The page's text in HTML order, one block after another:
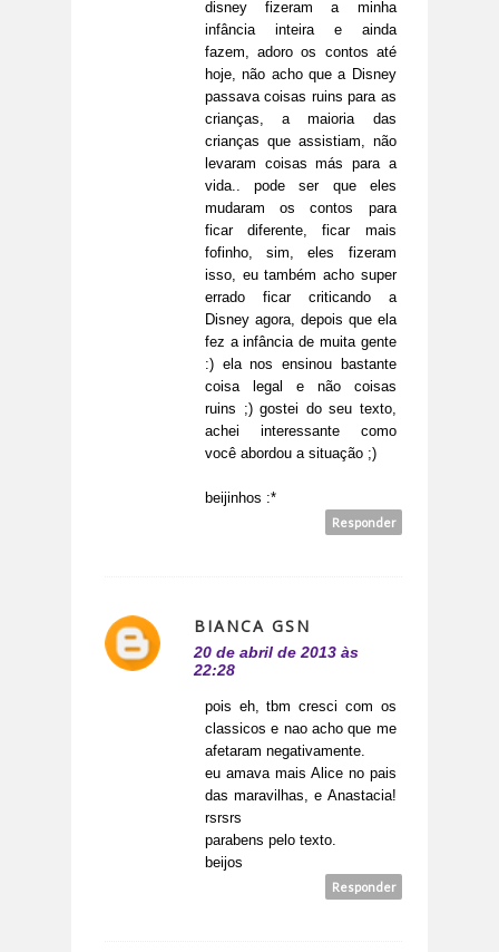
disney fizeram a minha
infância inteira e ainda
fazem, adoro os contos até
hoje, não acho que a Disney
passava coisas ruins para as
crianças, a maioria das
crianças que assistiam, não
levaram coisas más para a
vida.. pode ser que eles
mudaram os contos para
ficar diferente, ficar mais
fofinho, sim, eles fizeram
isso, eu também acho super
errado ficar criticando a
Disney agora, depois que ela
fez a infância de muita gente
:) ela nos ensinou bastante
coisa legal e não coisas
ruins ;) gostei do seu texto,
achei interessante como
você abordou a situação ;)
beijinhos :*
Responder
BIANCA GSN
20 de abril de 2013 às
22:28
pois eh, tbm cresci com os
classicos e nao acho que me
afetaram negativamente.
eu amava mais Alice no pais
das maravilhas, e Anastacia!
rsrsrs
parabens pelo texto.
beijos
Responder